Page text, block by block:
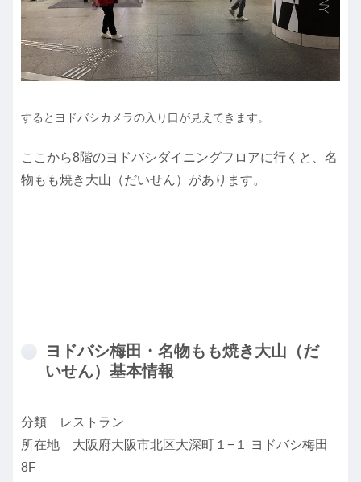
するとヨドバシカメラの入り口が見えてきます。
ここから8階のヨドバシダイニングフロアに行くと、名
物もも焼き大山（だいせん）があります。
ヨドバシ梅田・名物もも焼き大山（だ
いせん）基本情報
分類 レストラン
所在地 大阪府大阪市北区大深町１−１ ヨドバシ梅田
8F